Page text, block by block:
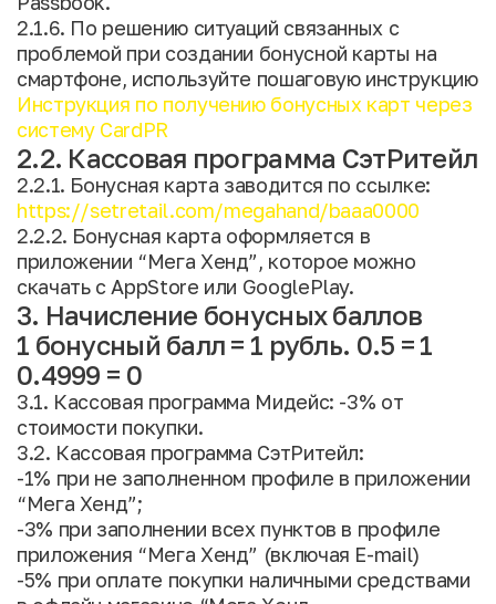
2.1.6. По решению ситуаций связанных с
проблемой при создании бонусной карты на
смартфоне, используйте пошаговую инструкцию
Инструкция по получению бонусных карт через
систему CardPR
2.2. Кассовая программа СэтРитейл
2.2.1. Бонусная карта заводится по ссылке:
https://setretail.com/megahand/baaa0000
2.2.2. Бонусная карта оформляется в
приложении “Мега Хенд”, которое можно
скачать с AppStore или GooglePlay.
3. Начисление бонусных баллов
1 бонусный балл = 1 рубль. 0.5 = 1
0.4999 = 0
3.1. Кассовая программа Мидейс: -3% от
стоимости покупки.
3.2. Кассовая программа СэтРитейл:
-1% при не заполненном профиле в приложении
“Мега Хенд”;
-3% при заполнении всех пунктов в профиле
приложения “Мега Хенд” (включая E-mail)
-5% при оплате покупки наличными средствами